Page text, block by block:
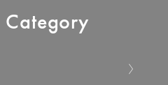
Category